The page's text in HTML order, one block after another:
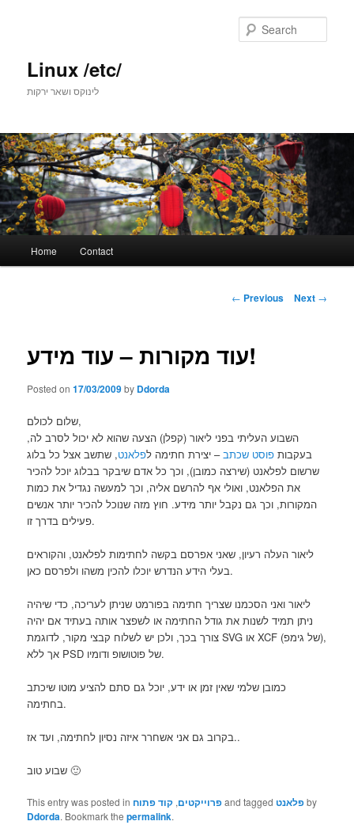
Linux /etc/
לינוקס ושאר ירקות
Home Contact
Post
← Previous Next →
עוד מקורות – עוד מידע!
Posted on17/03/2009by Ddorda
שלום לכולם,
השבוע העליתי בפני ליאור (קפלן) הצעה שהוא לא יכול לסרב לה,
בעקבות פוסט שכתב– יצירת חתימה לפלאנט, שתשב אצל כל בלוג
שרשום לפלאנט (שירצה כמובן), וכך כל אדם שיבקר בבלוג יוכל להכיר
את הפלאנט, ואולי אף להרשם אליה, וכך למעשה נגדיל את כמות
המקורות, וכך גם נקבל יותר מידע. חוץ מזה שנוכל להכיר יותר אנשים
פעילים בדרך זו.
ליאור העלה רעיון, שאני אפרסם בקשה לחתימות לפלאנט, והקוראים
בעלי הידע הנדרש יוכלו להכין משהו ולפרסם כאן.
ליאור ואני הסכמנו שצריך חתימה בפורמט שניתן לעריכה, כדי שיהיה
ניתן תמיד לשנות את גודל החתימה או לשפצר אותה בעתיד אם יהיה
צורך בכך, ולכן יש לשלוח קבצי מקור, לדוגמת SVG או XCF (של גימפ),
אך ללא PSD של פוטושופ ודומיו.
כמובן שלמי שאין זמן או ידע, יוכל גם סתם להציע מוטו שיכתב
בחתימה.
בקרוב גם אני אשחרר איזה נסיון לחתימה, ועד אז..
שבוע טוב 🙂
This entry was posted in פרוייקטים, קוד פתוח and tagged פלאנטby
Ddorda. Bookmark thepermalink.